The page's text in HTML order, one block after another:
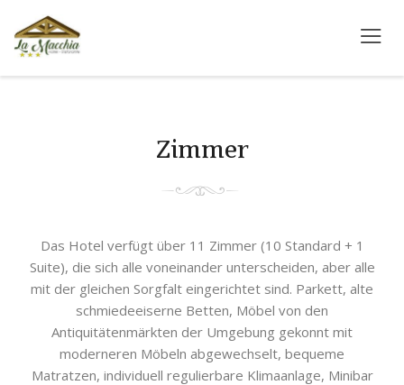
albergolamacchia
info@albergolamacchia.it
Search
English
German
Zimmer
Das Hotel verfügt über 11 Zimmer (10 Standard + 1
Suite), die sich alle voneinander unterscheiden, aber alle
mit der gleichen Sorgfalt eingerichtet sind. Parkett, alte
schmiedeeiserne Betten, Möbel von den
Antiquitätenmärkten der Umgebung gekonnt mit
moderneren Möbeln abgewechselt, bequeme
Matratzen, individuell regulierbare Klimaanlage, Minibar